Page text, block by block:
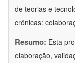
de teorias e
crônicas:
Resumo: Esta
elaboração,